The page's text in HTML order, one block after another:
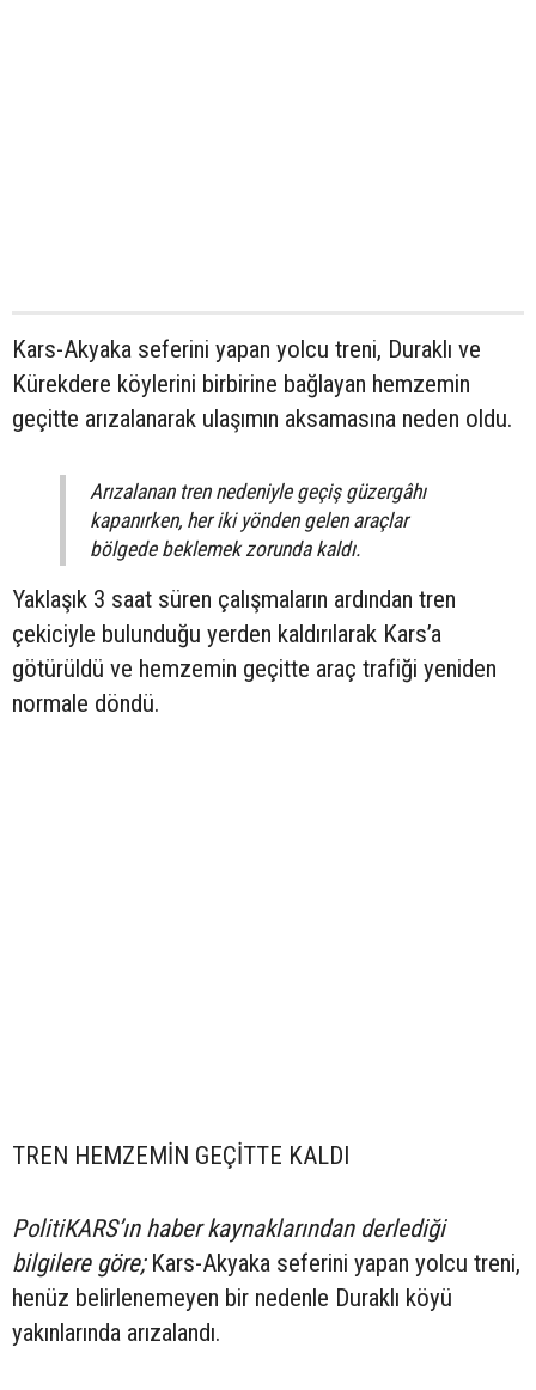
Kars-Akyaka seferini yapan yolcu treni, Duraklı ve
Kürekdere köylerini birbirine bağlayan hemzemin
geçitte arızalanarak ulaşımın aksamasına neden oldu.
Arızalanan tren nedeniyle geçiş güzergâhı
kapanırken, her iki yönden gelen araçlar
bölgede beklemek zorunda kaldı.
Yaklaşık 3 saat süren çalışmaların ardından tren
çekiciyle bulunduğu yerden kaldırılarak Kars’a
götürüldü ve hemzemin geçitte araç trafiği yeniden
normale döndü.
TREN HEMZEMİN GEÇİTTE KALDI
PolitiKARS’ın haber kaynaklarından derlediği
bilgilere göre;Kars-Akyaka seferini yapan yolcu treni,
henüz belirlenemeyen bir nedenle Duraklı köyü
yakınlarında arızalandı.